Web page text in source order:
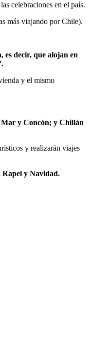
celebraciones en el país.
más viajando por Chile).
es decir, que alojan en
y el mismo
y Concón; y Chillán
y realizarán viajes
Rapel y Navidad.